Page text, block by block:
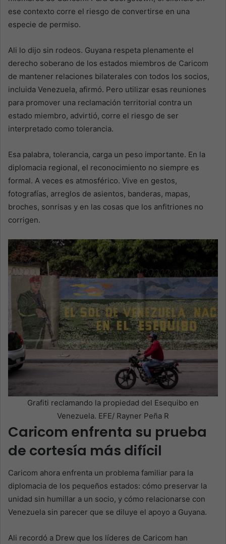
ese contexto corre el riesgo de convertirse en una
especie de permiso.
Ali lo dijo sin rodeos. Guyana respeta plenamente el
derecho soberano de los estados miembros de Caricom
de mantener relaciones bilaterales con todos los socios,
incluida Venezuela, afirmó. Pero utilizar esas reuniones
para promover una reclamación territorial contra un
estado miembro, advirtió, corre el riesgo de ser
interpretado como tolerancia.
Esa palabra, tolerancia, carga un peso importante. En la
diplomacia regional, el reconocimiento no siempre es
formal. A veces es atmosférico. Vive en gestos,
fotografías, arreglos de asientos, banderas, mapas,
broches, sonrisas y en las cosas que los anfitriones no
corrigen.
Grafiti reclamando la propiedad del Esequibo en
Venezuela. EFE/ Rayner Peña R
Caricom enfrenta su prueba
de cortesía más difícil
Caricom ahora enfrenta un problema familiar para la
diplomacia de los pequeños estados: cómo preservar la
unidad sin humillar a un socio, y cómo relacionarse con
Venezuela sin parecer que se diluye el apoyo a Guyana.
Ali recordó a Drew que los líderes de Caricom han